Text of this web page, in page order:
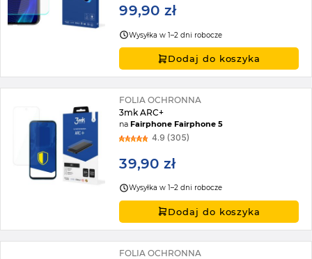
99,90 zł
Wysyłka w 1–2 dni robocze
Dodaj do koszyka
FOLIA OCHRONNA
3mk ARC+
naFairphone Fairphone 5
4.9 (305)
39,90 zł
Wysyłka w 1–2 dni robocze
Dodaj do koszyka
FOLIA OCHRONNA